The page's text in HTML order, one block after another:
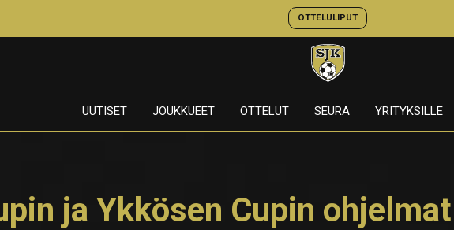
OTTELULIPUT
UUTISET JOUKKUEET OTTELUT SEURA YRITYKSILLE
ja Ykkösen Cupin ohjelmat